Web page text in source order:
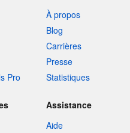
Pro
À propos
Blog
Carrières
Presse
Statistiques
Assistance
Aide